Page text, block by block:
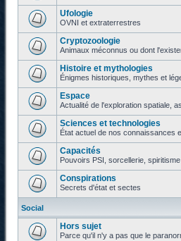
Ufologie
OVNI et extraterrestres
Cryptozoologie
Animaux méconnus ou dont
Histoire et mythologies
Énigmes historiques, mythes et
Espace
Actualité de l'exploration spatiale,
Sciences et technologies
État actuel de nos connaissances
Capacités
Pouvoirs PSI, sorcellerie,
Conspirations
Secrets d'état et sectes
Social
Hors sujet
Parce qu'il n'y a pas que le